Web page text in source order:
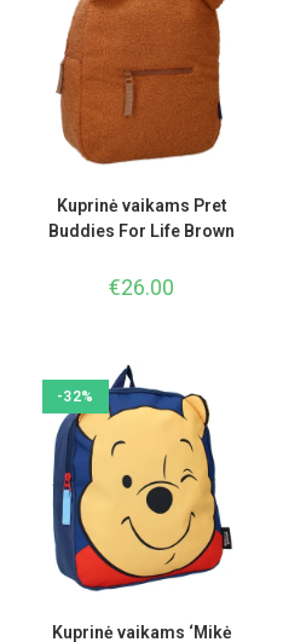
Kuprinė vaikams Pret
Buddies For Life Brown
€26.00
-32%
Kuprinė vaikams ‘Mikė